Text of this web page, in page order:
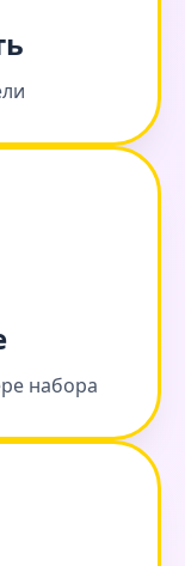
набора